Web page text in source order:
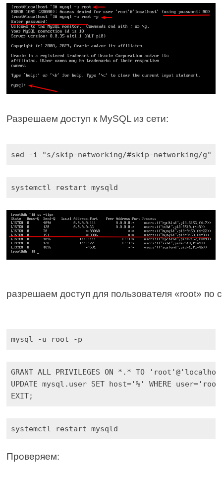
Разрешаем доступ к MySQL из сети:
sed -i "s/skip-networking/#skip-networking/g"
systemctl restart mysqld
разрешаем доступ для пользователя «root» по
mysql -u root -p
EXIT;
systemctl restart mysqld
Проверяем: